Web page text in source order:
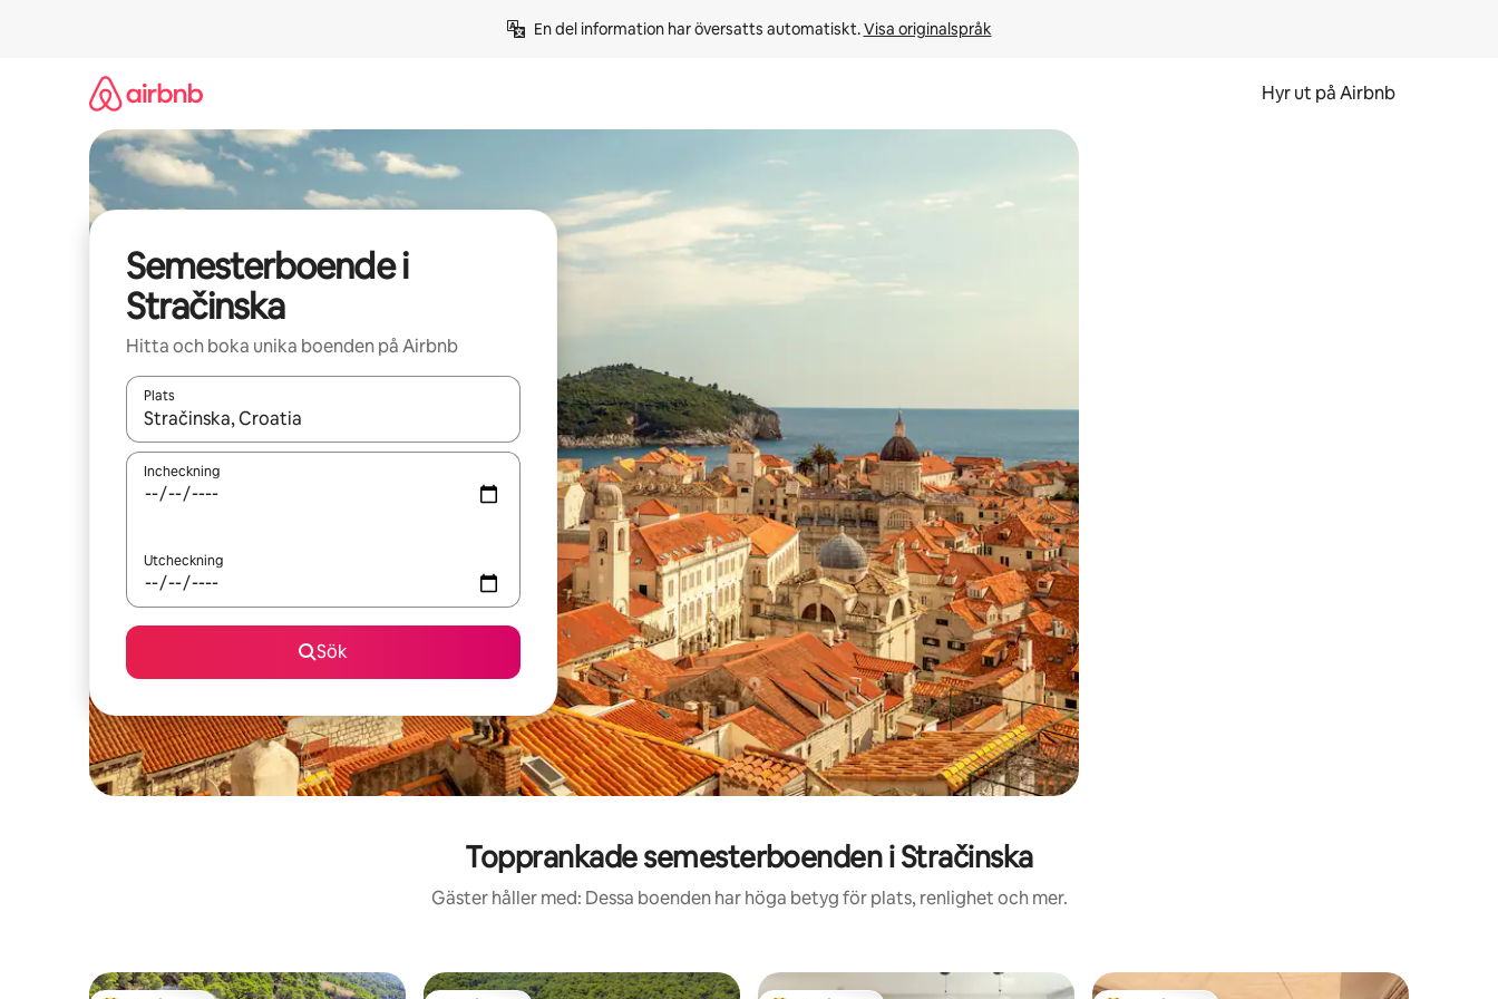
En del information har översatts automatiskt. Visa originalspråk
Hyr ut på Airbnb
Semesterboende i
Stračinska
Hitta och boka unika boenden på Airbnb
Plats
När resultaten är tillgängliga kan du navigera med upp- och nedåtpilarna eller utforska genom att trycka eller svepa.
Incheckning
Utcheckning
Sök
Topprankade semesterboenden i Stračinska
Gäster håller med: Dessa boenden har höga betyg för plats, renlighet och mer.